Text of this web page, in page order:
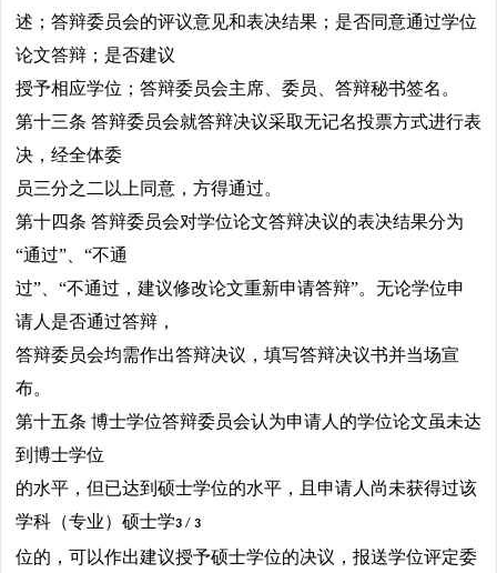
述；答辩委员会的评议意见和表决结果；是否同意通过学位
论文答辩；是否建议
授予相应学位；答辩委员会主席、委员、答辩秘书签名。
第十三条 答辩委员会就答辩决议采取无记名投票方式进行表
决，经全体委
员三分之二以上同意，方得通过。
第十四条 答辩委员会对学位论文答辩决议的表决结果分为
“通过”、“不通
过”、“不通过，建议修改论文重新申请答辩”。无论学位申
请人是否通过答辩，
答辩委员会均需作出答辩决议，填写答辩决议书并当场宣
布。
第十五条 博士学位答辩委员会认为申请人的学位论文虽未达
到博士学位
的水平，但已达到硕士学位的水平，且申请人尚未获得过该
学科（专业）硕士学3 / 3
位的，可以作出建议授予硕士学位的决议，报送学位评定委